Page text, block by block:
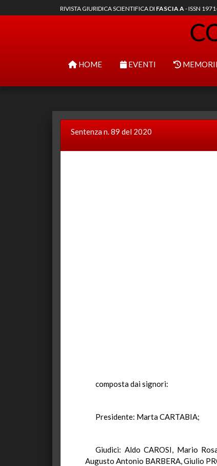
RIVISTA GIURIDICA SCIENTIFICA DI FASCIA A- ISSN
HOME EVENTI
Sentenza n. 89 del 2020
composta dai signori:
Presidente: Marta CARTABIA;
Giudici: Aldo CAROSI, Mario
Augusto Antonio BARBERA, Giulio